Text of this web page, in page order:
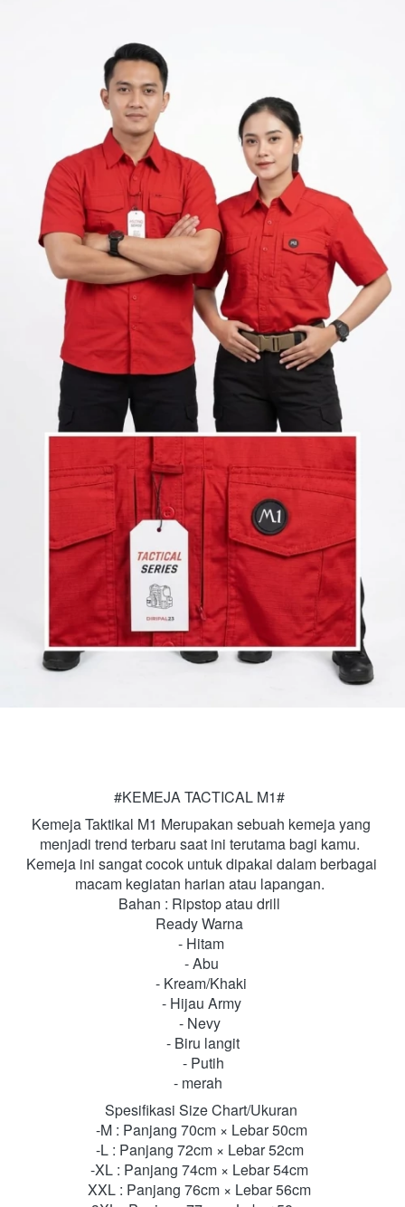
#KEMEJA TACTICAL M1#
Kemeja Taktikal M1 Merupakan sebuah kemeja yang
menjadi trend terbaru saat ini terutama bagi kamu.
Kemeja ini sangat cocok untuk dipakai dalam berbagai
macam kegiatan harian atau lapangan.
Bahan : Ripstop atau drill
Ready Warna
- Hitam
- Abu
- Kream/Khaki
- Hijau Army
- Nevy
- Biru langit
- Putih
- merah
Spesifikasi Size Chart/Ukuran
-M : Panjang 70cm × Lebar 50cm
-L : Panjang 72cm × Lebar 52cm
-XL : Panjang 74cm × Lebar 54cm
XXL : Panjang 76cm × Lebar 56cm